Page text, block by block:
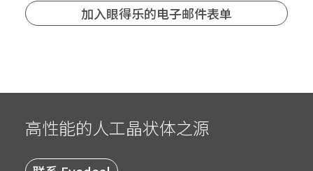
高性能的人工晶状体之源